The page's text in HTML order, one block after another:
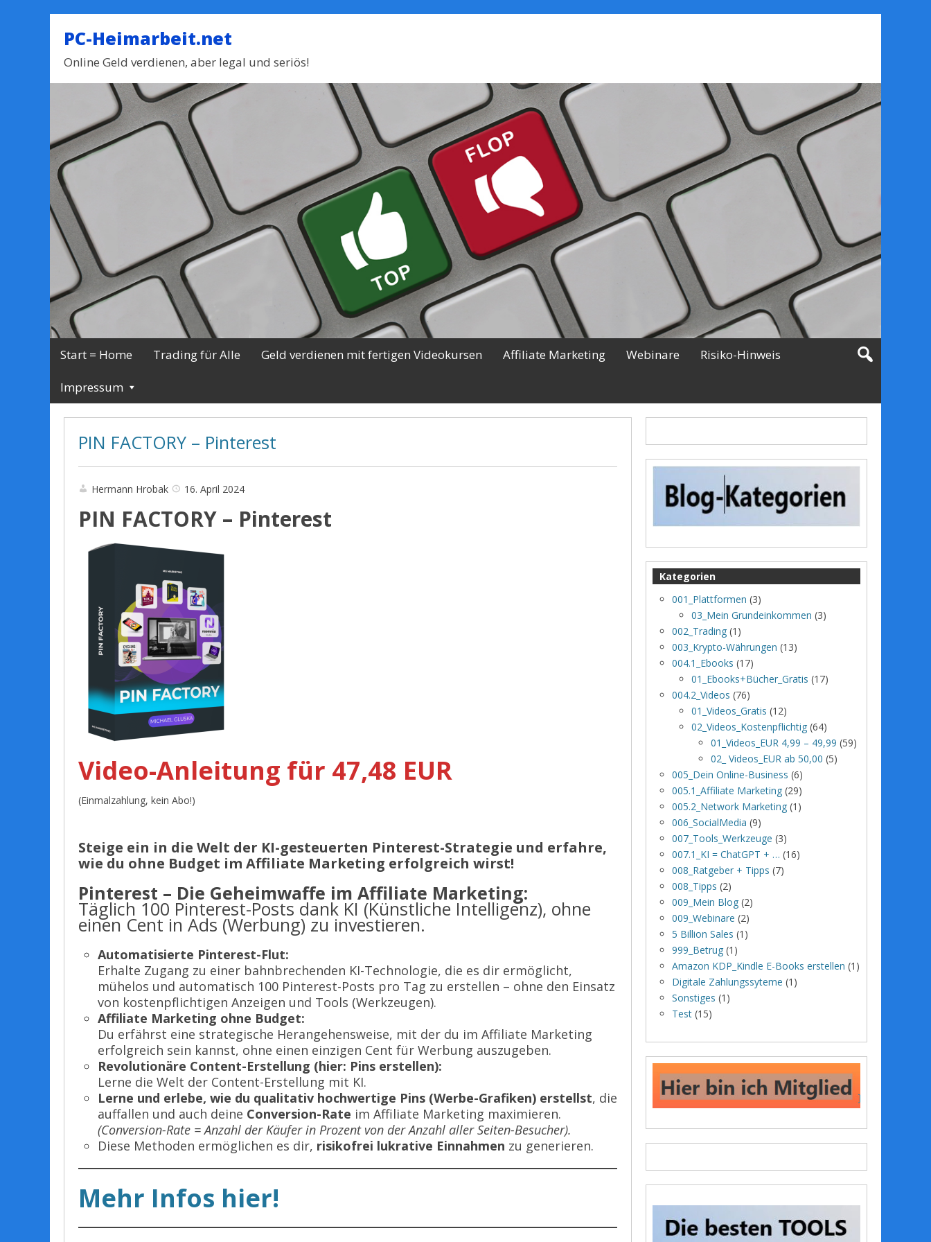
PC-Heimarbeit.net
Online Geld verdienen, aber legal und seriös!
Start = Home Trading für Alle Geld verdienen mit fertigen Videokursen Affiliate Marketing Webinare Risiko-Hinweis
Impressum
PIN FACTORY – Pinterest
Hermann Hrobak 16. April 2024
PIN FACTORY – Pinterest
Video-Anleitung für 47,48 EUR
(Einmalzahlung, kein Abo!)
Steige ein in die Welt der KI-gesteuerten Pinterest-Strategie und erfahre,
wie du ohne Budget im Affiliate Marketing erfolgreich wirst!
Pinterest – Die Geheimwaffe im Affiliate Marketing:
Täglich 100 Pinterest-Posts dank KI (Künstliche Intelligenz), ohne
einen Cent in Ads (Werbung) zu investieren.
Automatisierte Pinterest-Flut:
Erhalte Zugang zu einer bahnbrechenden KI-Technologie, die es dir ermöglicht,
mühelos und automatisch 100 Pinterest-Posts pro Tag zu erstellen – ohne den Einsatz
von kostenpflichtigen Anzeigen und Tools (Werkzeugen).
Affiliate Marketing ohne Budget:
Du erfährst eine strategische Herangehensweise, mit der du im Affiliate Marketing
erfolgreich sein kannst, ohne einen einzigen Cent für Werbung auszugeben.
Revolutionäre Content-Erstellung (hier: Pins erstellen):
Lerne die Welt der Content-Erstellung mit KI.
Lerne und erlebe, wie du qualitativ hochwertige Pins (Werbe-Grafiken) erstellst, die
auffallen und auch deine Conversion-Rate im Affiliate Marketing maximieren.
(Conversion-Rate = Anzahl der Käufer in Prozent von der Anzahl aller Seiten-Besucher).
Diese Methoden ermöglichen es dir, risikofrei lukrative Einnahmen zu generieren.
Mehr Infos hier!
Kategorien
001_Plattformen (3)
03_Mein Grundeinkommen (3)
002_Trading (1)
003_Krypto-Währungen (13)
004.1_Ebooks (17)
01_Ebooks+Bücher_Gratis (17)
004.2_Videos (76)
01_Videos_Gratis (12)
02_Videos_Kostenpflichtig (64)
01_Videos_EUR 4,99 – 49,99 (59)
02_ Videos_EUR ab 50,00 (5)
005_Dein Online-Business (6)
005.1_Affiliate Marketing (29)
005.2_Network Marketing (1)
006_SocialMedia (9)
007_Tools_Werkzeuge (3)
007.1_KI = ChatGPT + … (16)
008_Ratgeber + Tipps (7)
008_Tipps (2)
009_Mein Blog (2)
009_Webinare (2)
5 Billion Sales (1)
999_Betrug (1)
Amazon KDP_Kindle E-Books erstellen (1)
Digitale Zahlungssyteme (1)
Sonstiges (1)
Test (15)